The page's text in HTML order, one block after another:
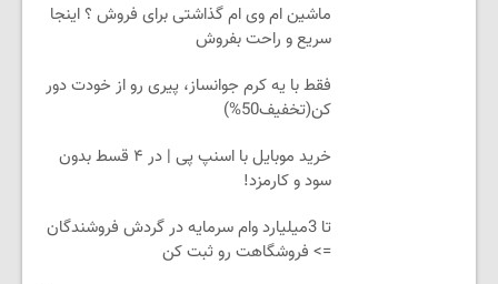
ماشین ام وی ام گذاشتی برای فروش ؟ اینجا
سریع و راحت بفروش
فقط با یه کرم جوانساز، پیری رو از خودت دور
کن(تخفیف50%)
خرید موبایل با اسنپ پی | در ۴ قسط بدون
سود و کارمزد!
تا 3میلیارد وام سرمایه در گردش فروشندگان
=> فروشگاهت رو ثبت کن